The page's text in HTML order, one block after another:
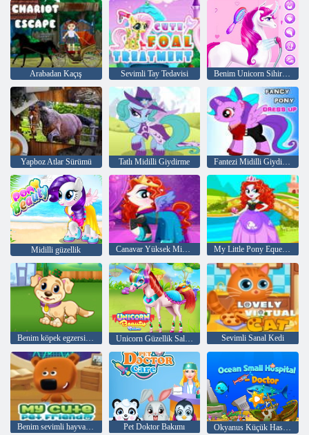
Arabadan Kaçış Sevimli Tay Tedavisi Benim Unicorn Sihirli Atım
Yapboz Atlar Sürümü Tatlı Midilli Giydirme
Midilli güzellik Canavar Yüksek Midilli Kızlarım My Little Pony Equestria Girls Giydirme
Benim köpek egzersiz günüm Unicorn Güzellik Salonu Sevimli Sanal Kedi
Pet Doktor Bakımı
Okyanus Küçük Hastane Doktoru